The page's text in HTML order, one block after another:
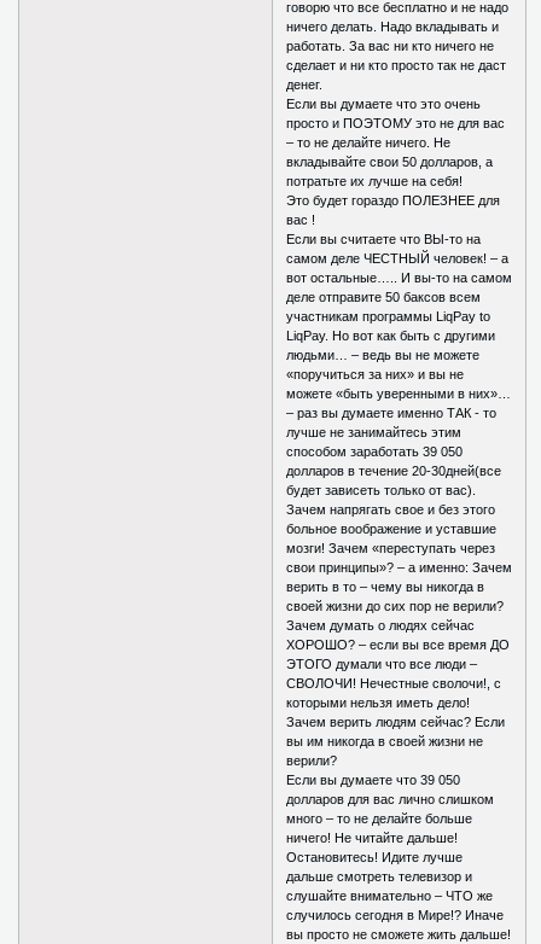
говорю что все бесплатно и не надо
ничего делать. Надо вкладывать и
работать. За вас ни кто ничего не
сделает и ни кто просто так не даст
денег.
Если вы думаете что это очень
просто и ПОЭТОМУ это не для вас
– то не делайте ничего. Не
вкладывайте свои 50 долларов, а
потратьте их лучше на себя!
Это будет гораздо ПОЛЕЗНЕЕ для
вас !
Если вы считаете что ВЫ-то на
самом деле ЧЕСТНЫЙ человек! – а
вот остальные….. И вы-то на самом
деле отправите 50 баксов всем
участникам программы LiqPay to
LiqPay. Но вот как быть с другими
людьми… – ведь вы не можете
«поручиться за них» и вы не
можете «быть уверенными в них»…
– раз вы думаете именно ТАК - то
лучше не занимайтесь этим
способом заработать 39 050
долларов в течение 20-30дней(все
будет зависеть только от вас).
Зачем напрягать свое и без этого
больное воображение и уставшие
мозги! Зачем «переступать через
свои принципы»? – а именно: Зачем
верить в то – чему вы никогда в
своей жизни до сих пор не верили?
Зачем думать о людях сейчас
ХОРОШО? – если вы все время ДО
ЭТОГО думали что все люди –
СВОЛОЧИ! Нечестные сволочи!, с
которыми нельзя иметь дело!
Зачем верить людям сейчас? Если
вы им никогда в своей жизни не
верили?
Если вы думаете что 39 050
долларов для вас лично слишком
много – то не делайте больше
ничего! Не читайте дальше!
Остановитесь! Идите лучше
дальше смотреть телевизор и
слушайте внимательно – ЧТО же
случилось сегодня в Мире!? Иначе
вы просто не сможете жить дальше!